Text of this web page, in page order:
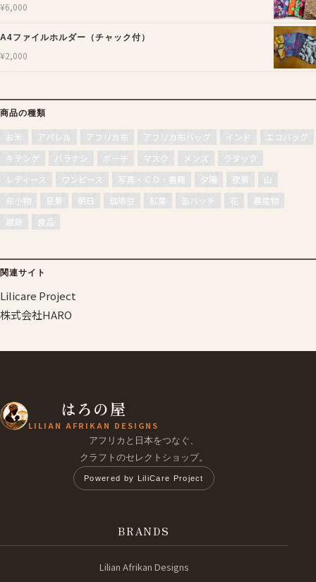
¥6,000
A4ファイルホルダー（チャック付）
¥2,000
商品の種類
お米 アパレル アフリカ布 アフリカ布バッグ インド
エコバッグ
キテンゲ
バラナシ ポーチ マスク メンズ
ラダック
レディース
ワンピース 写真・ＣＤ・書籍 夕陽 夜景
山
布小物
星景 朝日 珈琲豆 紅葉 缶バッチ 花
農産物
雑貨
食品
関連サイト
Lilicare Project
株式会社HARO
はろの屋
LILIAN AFRIKAN DESIGNS
アフリカと日本をつなぐ、
クラフトのセレクトショップ。
Powered by LiliCare Project
BRANDS
Lilian Afrikan Designs